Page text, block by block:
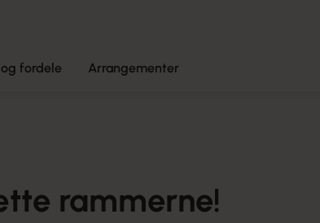
fordele Arrangementer
rammerne!